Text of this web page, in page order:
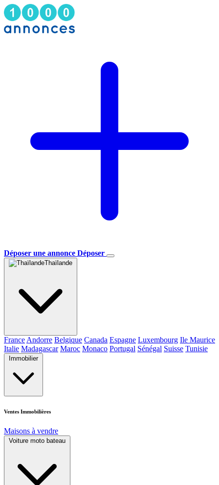
Déposer une annonce Déposer
Thaïlande
France Andorre Belgique Canada Espagne Luxembourg Ile Maurice
Italie Madagascar Maroc Monaco Portugal Sénégal Suisse Tunisie
Immobilier
Ventes Immobilières
Maisons à vendre
Voiture moto bateau